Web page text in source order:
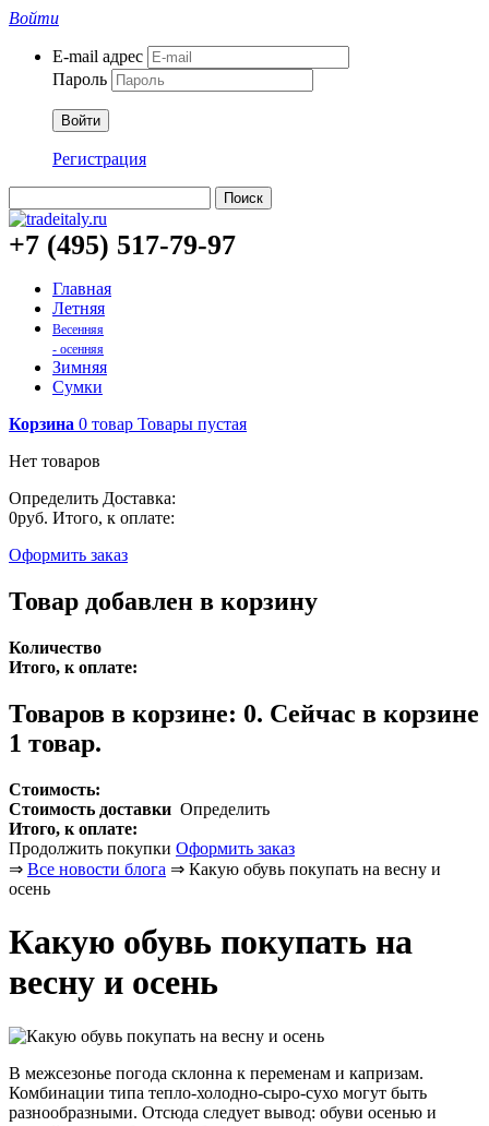
Войти
E-mail адрес
Пароль
Войти
Регистрация
Поиск
+7 (495) 517-79-97
Главная
Летняя
Весенняя
- осенняя
Зимняя
Сумки
Корзина 0 товар Товары пустая
Нет товаров
Определить Доставка:
0руб. Итого, к оплате:
Оформить заказ
Товар добавлен в корзину
Количество
Итого, к оплате:
Товаров в корзине: 0. Сейчас в корзине
1 товар.
Стоимость:
Стоимость доставки Определить
Итого, к оплате:
Продолжить покупки Оформить заказ
⇒ Все новости блога ⇒ Какую обувь покупать на весну и
осень
Какую обувь покупать на
весну и осень
В межсезонье погода склонна к переменам и капризам.
Комбинации типа тепло-холодно-сыро-сухо могут быть
разнообразными. Отсюда следует вывод: обуви осенью и